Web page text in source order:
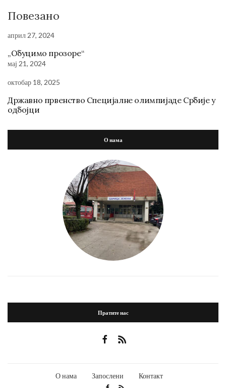
Повезано
април 27, 2024
„Обуцимо прозоре“
мај 21, 2024
октобар 18, 2025
Државно првенство Специјалне олимпијаде Србије у
одбојци
О нама
Пратите нас
О нама Запослени Контакт